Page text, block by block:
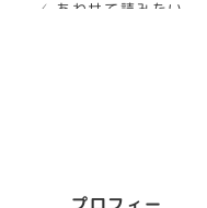
✓ あわせて読みたい
✓ あわせて読みたい
✓ あわせて読みたい